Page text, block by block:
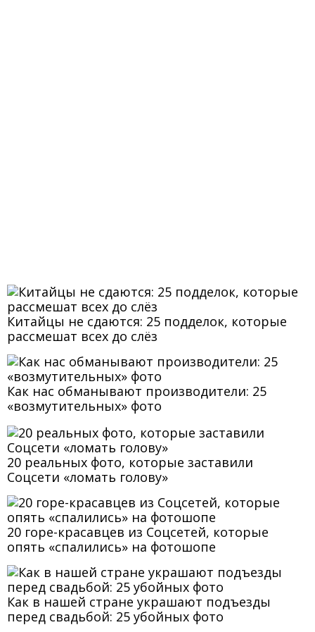
Китайцы не сдаются: 25 подделок, которые
рассмешат всех до слёз
Как нас обманывают производители: 25
«возмутительных» фото
20 реальных фото, которые заставили
Соцсети «ломать голову»
20 горе-красавцев из Соцсетей, которые
опять «спалились» на фотошопе
Как в нашей стране украшают подъезды
перед свадьбой: 25 убойных фото